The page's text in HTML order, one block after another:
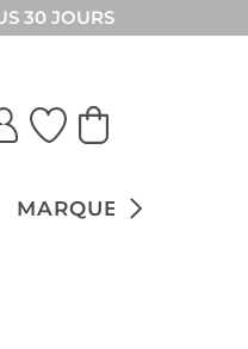
30 JOURS
MARQUES